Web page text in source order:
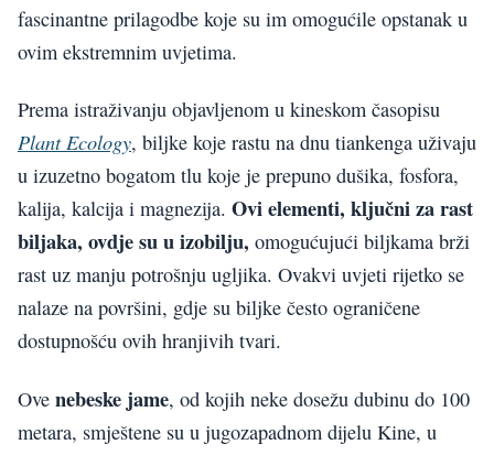
fascinantne prilagodbe koje su im omogućile opstanak u
ovim ekstremnim uvjetima.
Prema istraživanju objavljenom u kineskom časopisu
Plant Ecology, biljke koje rastu na dnu tiankenga uživaju
u izuzetno bogatom tlu koje je prepuno dušika, fosfora,
kalija, kalcija i magnezija. Ovi elementi, ključni za rast
biljaka, ovdje su u izobilju, omogućujući biljkama brži
rast uz manju potrošnju ugljika. Ovakvi uvjeti rijetko se
nalaze na površini, gdje su biljke često ograničene
dostupnošću ovih hranjivih tvari.
Ove nebeske jame, od kojih neke dosežu dubinu do 100
metara, smještene su u jugozapadnom dijelu Kine, u